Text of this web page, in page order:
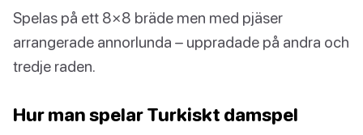
Spelas på ett 8×8 bräde men med pjäser
arrangerade annorlunda – uppradade på andra och
tredje raden.
Hur man spelar Turkiskt damspel